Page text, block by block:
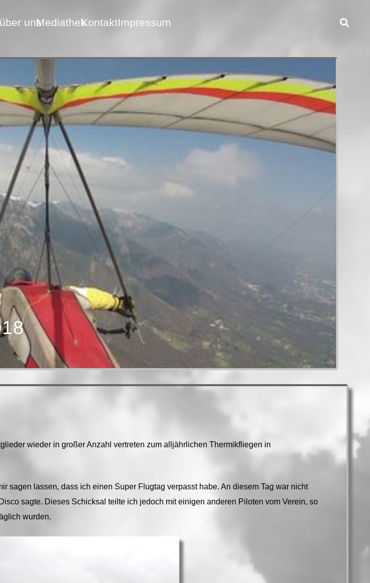
über unsMediathekKontaktImpressum
wieder in großer Anzahl vertreten zum alljährlichen Thermikfliegen in
sagen lassen, dass ich einen Super Flugtag verpasst habe. An diesem Tag war nicht
sagte. Dieses Schicksal teilte ich jedoch mit einigen anderen Piloten vom Verein, so
wurden.